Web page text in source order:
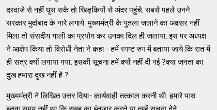
दरवाजे से नहीं घुस सके तो खिड़कियों से अंदर पहुंचे. सबसे पहले उनने
सरकार मुर्दाबाद के नारे लगाये. मुख्यमंत्री के पुतला जलाने का अवसर नहीं
मिला तो संसदीय गाली का प्रयोग कर उनका दिल ही जलाया. इस पर अध्यक्ष
ने आक्षेप किया तो विरोधी नेता ने कहा - हमें स्पष्ट रुप में बताया जाये कि रात में
ही सत्र क्यों लगाया गया. इसकी सूचना हमें क्यों नहीं दी गई ?क्या जनता का
दुख हमारा दुख नहीं है ?
मुख्यमंत्री ने लिखित उत्तर दिया- कार्यवाही तत्काल करनी थी. हमारे पास